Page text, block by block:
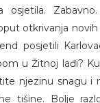
osjetila.
otkrivanja
posjetili
u Žitnoj lađi?
njezinu snagu i
tišine. Bolje